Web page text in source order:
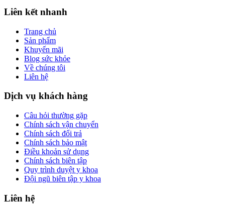
Liên kết nhanh
Trang chủ
Sản phẩm
Khuyến mãi
Blog sức khỏe
Về chúng tôi
Liên hệ
Dịch vụ khách hàng
Câu hỏi thường gặp
Chính sách vận chuyển
Chính sách đổi trả
Chính sách bảo mật
Điều khoản sử dụng
Chính sách biên tập
Quy trình duyệt y khoa
Đội ngũ biên tập y khoa
Liên hệ